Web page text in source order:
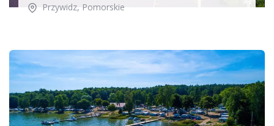
Przywidz, Pomorskie